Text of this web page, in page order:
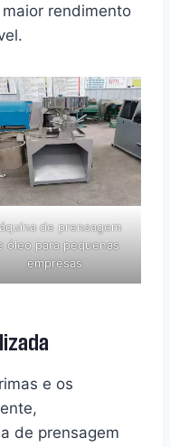
rendimento
de prensagem
óleo para pequenas
empresas
e os
de prensagem